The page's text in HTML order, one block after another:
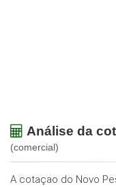
Análise da
(comercial)
A cotaçao do Novo